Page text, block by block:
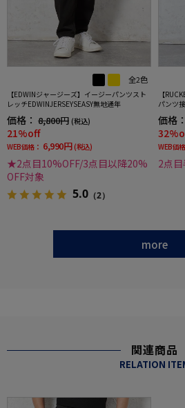
全2色
【EDWINジャージーズ】イージーパンツスト
レッチEDWINJERSEYSEASY無地通年
価格： 8,800円 (税込)
21%off
WEB価格： 6,990円 (税込)
★2点目10%OFF/3点目以降20%
OFF対象
5.0 （2）
【
パンツ
価格：
WEB価
2点
more
関連商品
RELATION